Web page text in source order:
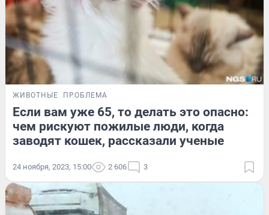
ЖИВОТНЫЕ ПРОБЛЕМА
Если вам уже 65, то делать это опасно:
чем рискуют пожилые люди, когда
заводят кошек, рассказали ученые
24 ноября, 2023, 15:00 2 606 3